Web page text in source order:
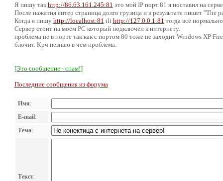
Я пишу так http://86.63.161.245:81 это мой IP порт 81 я поставил на
После нажатия ентер страница долго грузица и в результате пишет "The
Когда я пишу http://localhost:81 ili http://127.0.0.1:81 тогда всё
Сервер стоит на моём PC который подключён к интернету.
проблема не в порте так как с портом 80 тоже не заходит Windows XP
блочит. Крч незнаю в чем проблема.
[Это сообщение - спам!]
Последние сообщения из форума
Имя:
E-mail:
Тема:
Текст: